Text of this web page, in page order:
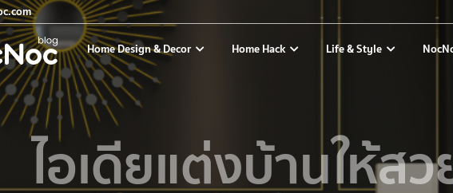
Home Design & Decor Home Hack Life & Style
ไอเดียแต่งบ้านให้ส